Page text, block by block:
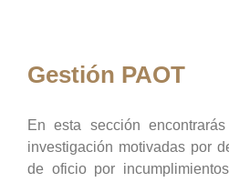
Gestión PAOT
En esta sección
investigación motivadas por
de oficio por